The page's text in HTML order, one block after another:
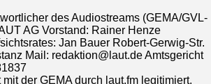
des Audiostreams (GEMA/GVL-
AG Vorstand: Rainer Henze
Jan Bauer Robert-Gerwig-Str.
Mail: redaktion@laut.de Amtsgericht
der GEMA durch laut.fm legitimiert,